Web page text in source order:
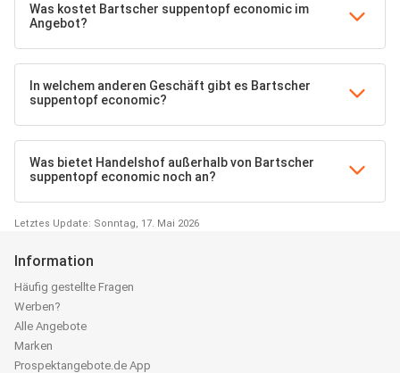
Was kostet Bartscher suppentopf economic im
Angebot?
In welchem anderen Geschäft gibt es Bartscher
suppentopf economic?
Was bietet Handelshof außerhalb von Bartscher
suppentopf economic noch an?
Letztes Update: Sonntag, 17. Mai 2026
Information
Häufig gestellte Fragen
Werben?
Alle Angebote
Marken
Prospektangebote.de App